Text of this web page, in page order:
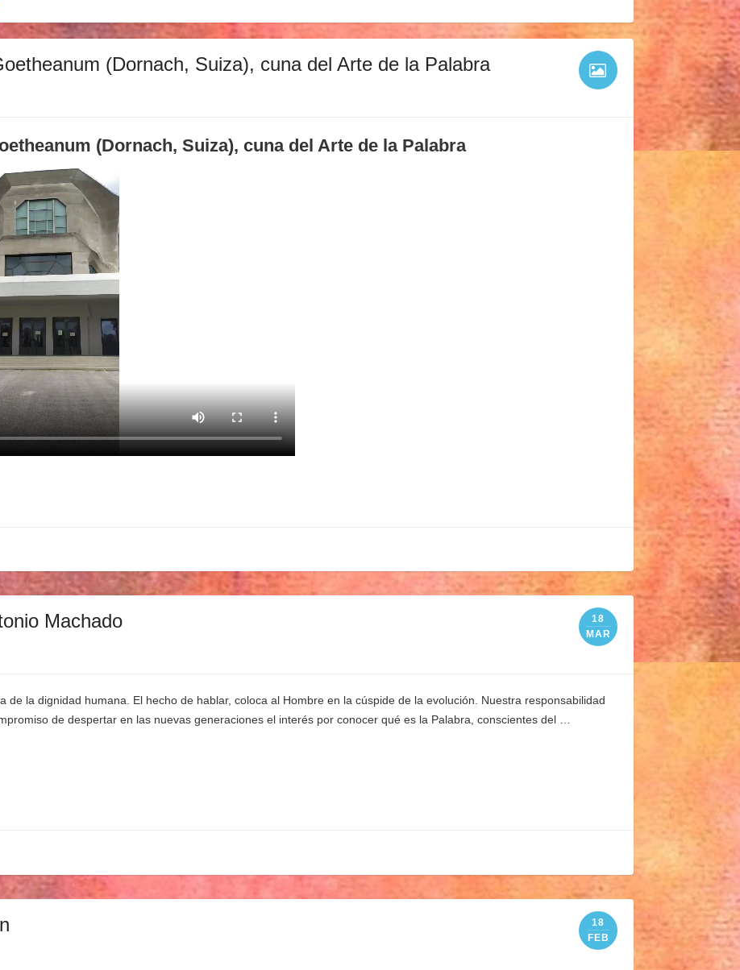
(Dornach, Suiza), cuna del Arte de la Palabra
(Dornach, Suiza), cuna del Arte de la Palabra
Machado
18
MAR
de la dignidad humana. El hecho de hablar, coloca al Hombre en la cúspide de la evolución. Nuestra responsabilidad
de despertar en las nuevas generaciones el interés por conocer qué es la Palabra, conscientes del …
18
FEB